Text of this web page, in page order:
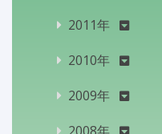
2011年
2010年
2009年
2008年